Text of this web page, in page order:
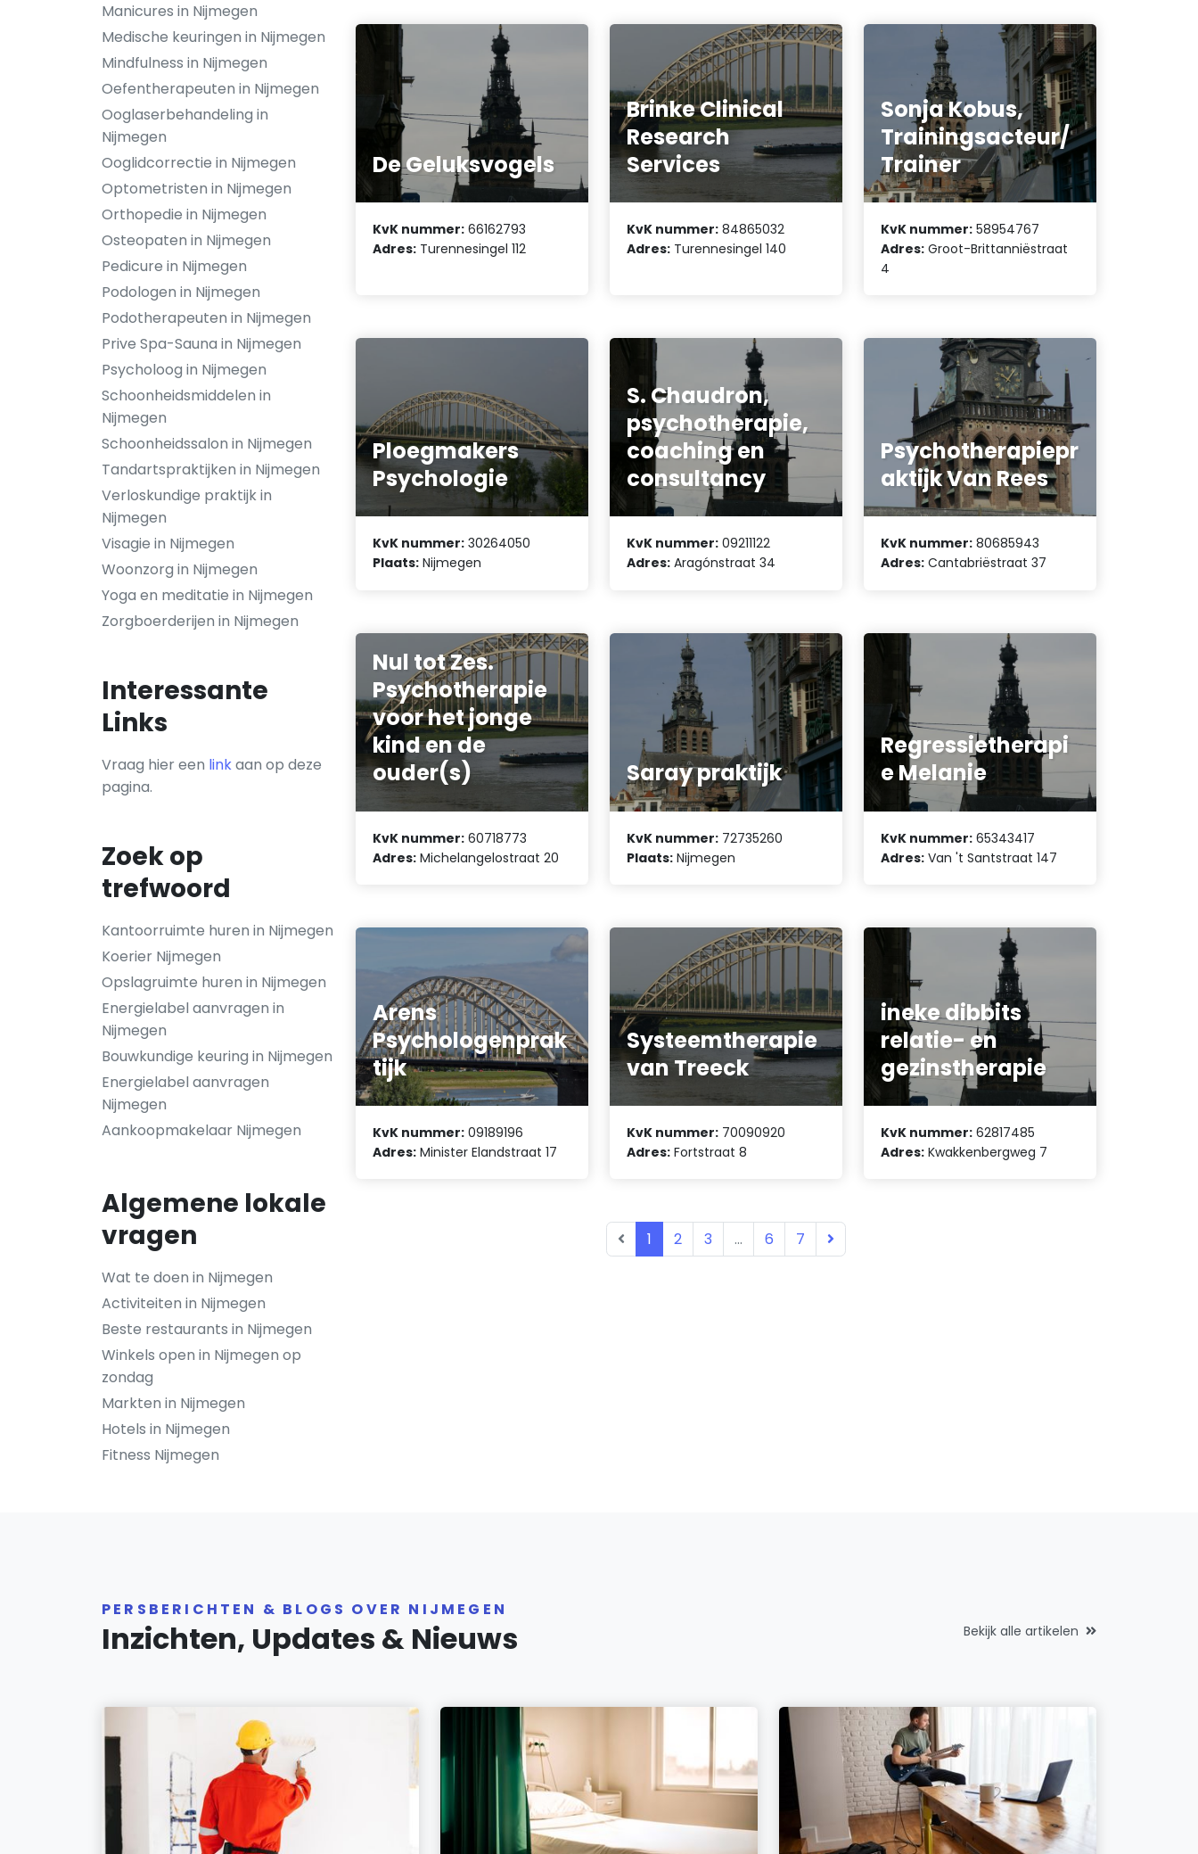
Manicures in Nijmegen
Medische keuringen in Nijmegen
Mindfulness in Nijmegen
Oefentherapeuten in Nijmegen
Ooglaserbehandeling in
Nijmegen
Ooglidcorrectie in Nijmegen
Optometristen in Nijmegen
Orthopedie in Nijmegen
Osteopaten in Nijmegen
Pedicure in Nijmegen
Podologen in Nijmegen
Podotherapeuten in Nijmegen
Prive Spa-Sauna in Nijmegen
Psycholoog in Nijmegen
Schoonheidsmiddelen in
Nijmegen
Schoonheidssalon in Nijmegen
Tandartspraktijken in Nijmegen
Verloskundige praktijk in
Nijmegen
Visagie in Nijmegen
Woonzorg in Nijmegen
Yoga en meditatie in Nijmegen
Zorgboerderijen in Nijmegen
Interessante
Links
Vraag hier een linkaan op deze
pagina.
Zoek op
trefwoord
Kantoorruimte huren in Nijmegen
Koerier Nijmegen
Opslagruimte huren in Nijmegen
Energielabel aanvragen in
Nijmegen
Bouwkundige keuring in Nijmegen
Energielabel aanvragen
Nijmegen
Aankoopmakelaar Nijmegen
Algemene lokale
vragen
Wat te doen in Nijmegen
Activiteiten in Nijmegen
Beste restaurants in Nijmegen
Winkels open in Nijmegen op
zondag
Markten in Nijmegen
Hotels in Nijmegen
Fitness Nijmegen
De Geluksvogels
KvK nummer: 66162793
Adres: Turennesingel 112
Brinke Clinical
Research
Services
KvK nummer: 84865032
Adres: Turennesingel 140
Sonja Kobus,
Trainingsacteur/
Trainer
KvK nummer: 58954767
Adres: Groot-Brittanniëstraat
4
Ploegmakers
Psychologie
KvK nummer: 30264050
Plaats: Nijmegen
S. Chaudron,
psychotherapie,
coaching en
consultancy
KvK nummer: 09211122
Adres: Aragónstraat 34
Psychotherapiepr
aktijk Van Rees
KvK nummer: 80685943
Adres: Cantabriëstraat 37
Nul tot Zes.
Psychotherapie
voor het jonge
kind en de
ouder(s)
KvK nummer: 60718773
Adres: Michelangelostraat 20
Saray praktijk
KvK nummer: 72735260
Plaats: Nijmegen
Regressietherapi
e Melanie
KvK nummer: 65343417
Adres: Van 't Santstraat 147
Arens
Psychologenprak
tijk
KvK nummer: 09189196
Adres: Minister Elandstraat 17
Systeemtherapie
van Treeck
KvK nummer: 70090920
Adres: Fortstraat 8
ineke dibbits
relatie- en
gezinstherapie
KvK nummer: 62817485
Adres: Kwakkenbergweg 7
1 2 3 ... 6 7
PERSBERICHTEN & BLOGS OVER NIJMEGEN
Inzichten, Updates & Nieuws Bekijk alle artikelen